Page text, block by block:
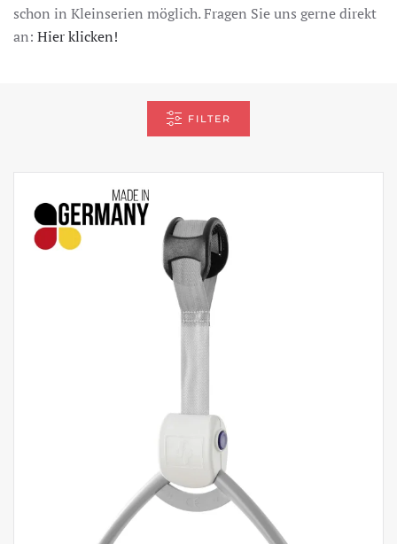
schon in Kleinserien möglich. Fragen Sie uns gerne direkt
an: Hier klicken!
FILTER